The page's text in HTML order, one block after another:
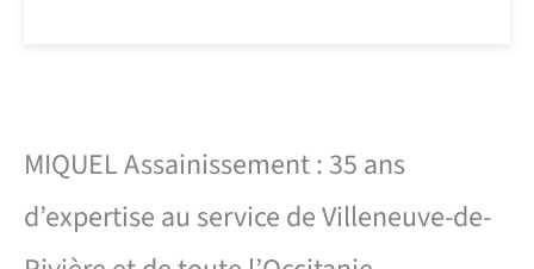
MIQUEL Assainissement : 35 ans
d’expertise au service de Villeneuve-de-